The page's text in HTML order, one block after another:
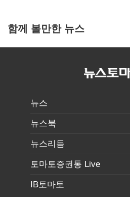
함께 볼만한 뉴스
뉴스
뉴스북
뉴스리듬
토마토증권통 Live
IB토마토